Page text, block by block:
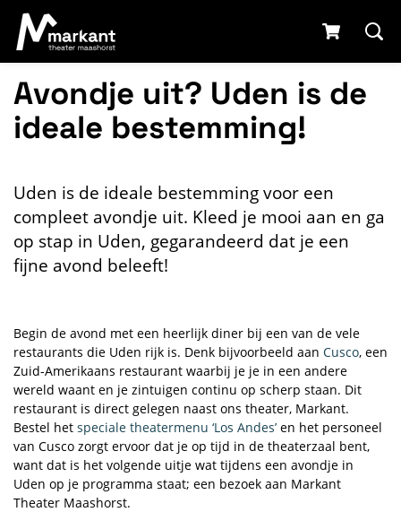
Avondje uit? Uden is de
ideale bestemming!
Uden is de ideale bestemming voor een
compleet avondje uit. Kleed je mooi aan en ga
op stap in Uden, gegarandeerd dat je een
fijne avond beleeft!
Begin de avond met een heerlijk diner bij een van de vele
restaurants die Uden rijk is. Denk bijvoorbeeld aan Cusco, een
Zuid-Amerikaans restaurant waarbij je je in een andere
wereld waant en je zintuigen continu op scherp staan. Dit
restaurant is direct gelegen naast ons theater, Markant.
Bestel het speciale theatermenu ‘Los Andes’ en het personeel
van Cusco zorgt ervoor dat je op tijd in de theaterzaal bent,
want dat is het volgende uitje wat tijdens een avondje in
Uden op je programma staat; een bezoek aan Markant
Theater Maashorst.